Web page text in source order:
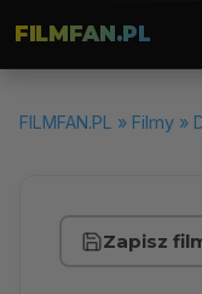
FILMFAN.PL
FILMFAN.PL » Filmy »
Zapisz